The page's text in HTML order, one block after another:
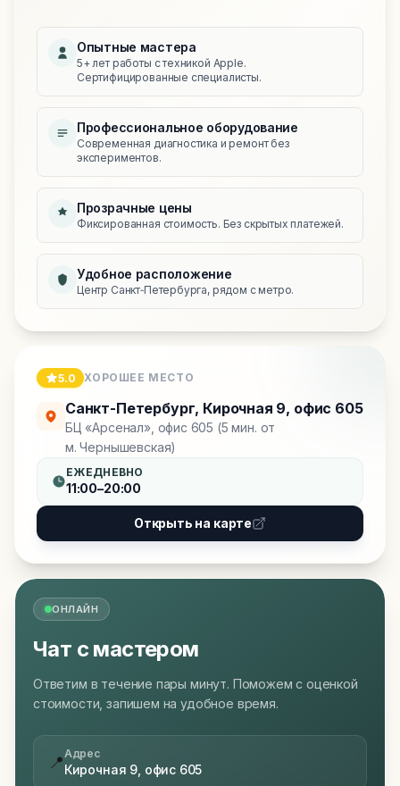
Опытные мастера
5+ лет работы с техникой Apple.
Сертифицированные специалисты.
Профессиональное оборудование
Современная диагностика и ремонт без
экспериментов.
Прозрачные цены
Фиксированная стоимость. Без скрытых платежей.
Удобное расположение
Центр Санкт‑Петербурга, рядом с метро.
5.0 ХОРОШЕЕ МЕСТО
Санкт-Петербург, Кирочная 9, офис 605
БЦ «Арсенал», офис 605 (5 мин. от
м. Чернышевская)
ЕЖЕДНЕВНО
11:00–20:00
Открыть на карте
ОНЛАЙН
Чат с мастером
Ответим в течение пары минут. Поможем с оценкой
стоимости, запишем на удобное время.
📍Адрес
Кирочная 9, офис 605